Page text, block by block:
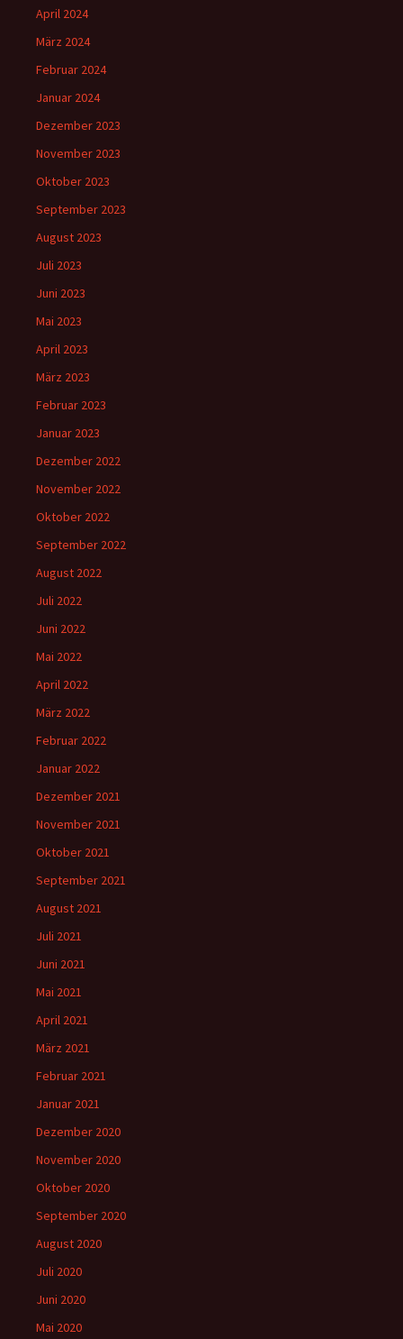
April 2024
März 2024
Februar 2024
Januar 2024
Dezember 2023
November 2023
Oktober 2023
September 2023
August 2023
Juli 2023
Juni 2023
Mai 2023
April 2023
März 2023
Februar 2023
Januar 2023
Dezember 2022
November 2022
Oktober 2022
September 2022
August 2022
Juli 2022
Juni 2022
Mai 2022
April 2022
März 2022
Februar 2022
Januar 2022
Dezember 2021
November 2021
Oktober 2021
September 2021
August 2021
Juli 2021
Juni 2021
Mai 2021
April 2021
März 2021
Februar 2021
Januar 2021
Dezember 2020
November 2020
Oktober 2020
September 2020
August 2020
Juli 2020
Juni 2020
Mai 2020